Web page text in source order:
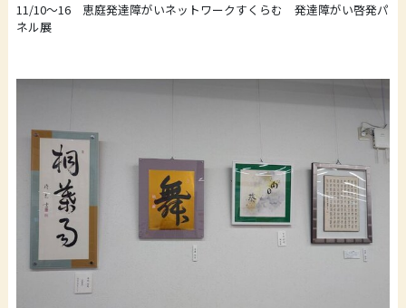
11/10～16 恵庭発達障がいネットワークすくらむ 発達障がい啓発パ
ネル展